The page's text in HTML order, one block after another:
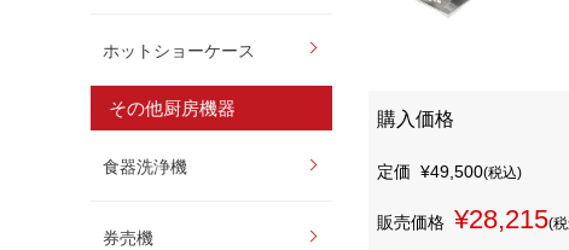
ホットショーケース
その他厨房機器
食器洗浄機
券売機
購入価格
定価 ¥49,500(税込)
販売価格 ¥28,215(